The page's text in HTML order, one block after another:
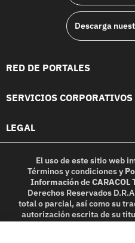
Descarga
RED DE PORTALES
SERVICIOS CORPORATIVOS
LEGAL
El uso de este sitio web
Términos y condicionesy
InformacióndeCARACOL
Derechos Reservados
total o parcial, así como su
autorización escrita de su